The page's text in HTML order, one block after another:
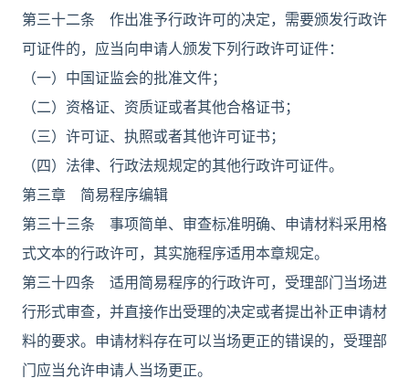
第三十二条 作出准予行政许可的决定，需要颁发行政许
可证件的，应当向申请人颁发下列行政许可证件：
（一）中国证监会的批准文件；
（二）资格证、资质证或者其他合格证书；
（三）许可证、执照或者其他许可证书；
（四）法律、行政法规规定的其他行政许可证件。
第三章 简易程序编辑
第三十三条 事项简单、审查标准明确、申请材料采用格
式文本的行政许可，其实施程序适用本章规定。
第三十四条 适用简易程序的行政许可，受理部门当场进
行形式审查，并直接作出受理的决定或者提出补正申请材
料的要求。申请材料存在可以当场更正的错误的，受理部
门应当允许申请人当场更正。